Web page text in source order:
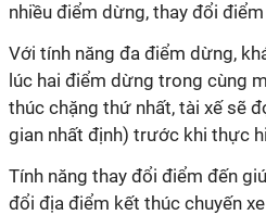
nhiều điểm dừng, thay đổi
Với tính năng đa điểm dừng,
lúc hai điểm dừng trong cùng
thúc chặng thứ nhất, tài xế sẽ
gian nhất định) trước khi thực
Tính năng thay đổi điểm đến
đổi địa điểm kết thúc chuyến